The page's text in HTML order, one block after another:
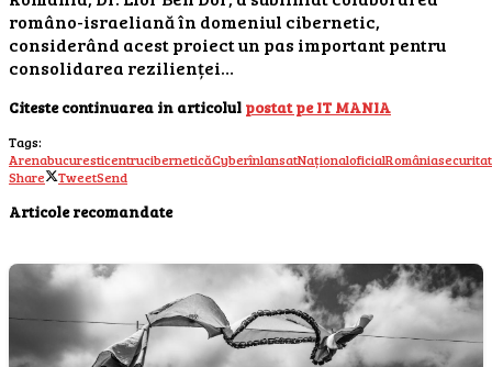
româno-israeliană în domeniul cibernetic,
considerând acest proiect un pas important pentru
consolidarea rezilienței…
Citeste continuarea in articolul postat pe IT MANIA
Tags:
ArenabucuresticentruciberneticăCyberînlansatNaționaloficialRomânia
Share
TweetSend
Articole recomandate